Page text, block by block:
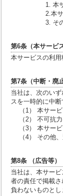
1. 本
2.本
3. そ
第6条（本サービ
本サービスの利用
第7条（中断・廃止
当社は、次のい
スを一時的に中断
（1） 本サー
（2） 不可抗
（3） 本サー
（4） その他
第8条 （広告等）
当社は、本サー
者の責任で掲載
負わないものとし